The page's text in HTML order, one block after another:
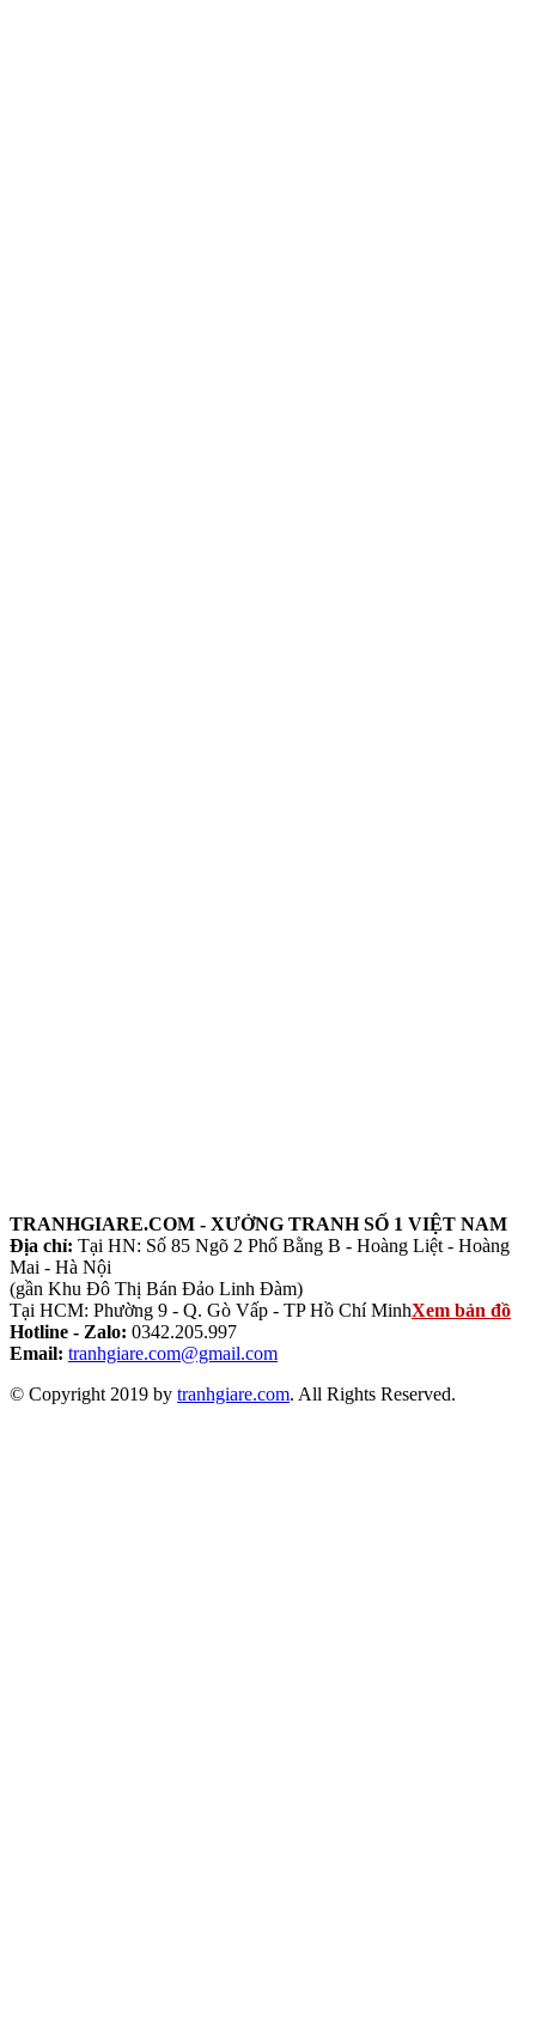
TRANHGIARE.COM - XƯỞNG TRANH SỐ 1 VIỆT NAM
Địa chỉ: Tại HN: Số 85 Ngõ 2 Phố Bằng B - Hoàng Liệt - Hoàng
Mai - Hà Nội
(gần Khu Đô Thị Bán Đảo Linh Đàm)
Tại HCM: Phường 9 - Q. Gò Vấp - TP Hồ Chí MinhXem bản đồ
Hotline - Zalo: 0342.205.997
Email: tranhgiare.com@gmail.com
© Copyright 2019 by tranhgiare.com. All Rights Reserved.